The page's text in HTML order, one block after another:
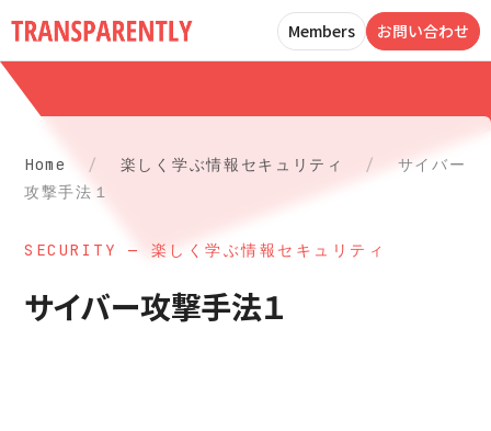
Members お問い合わせ
Home / 楽しく学ぶ情報セキュリティ /
サイバー
攻撃手法１
SECURITY — 楽しく学ぶ情報セキュリティ
サイバー攻撃手法１